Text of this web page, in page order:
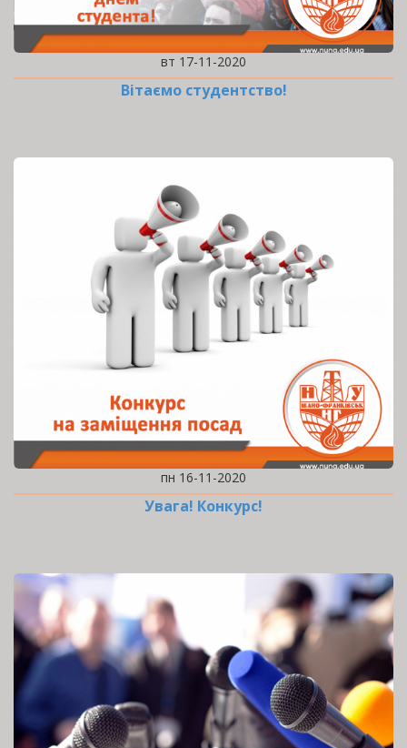
вт 17-11-2020
Вітаємо студентство!
пн 16-11-2020
Увага! Конкурс!